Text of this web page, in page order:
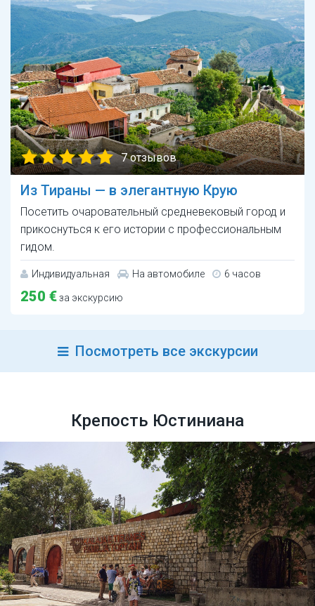
7 отзывов
Из Тираны — в элегантную Крую
Посетить очаровательный средневековый город и
прикоснуться к его истории с профессиональным
гидом.
Индивидуальная На автомобиле 6 часов
250 €за экскурсию
Посмотреть все экскурсии
Крепость Юстиниана